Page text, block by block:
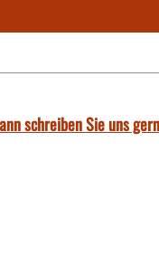
schreiben Sie uns